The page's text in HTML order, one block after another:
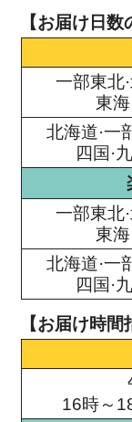
【お届け日数
一部東北
東海
北海道·一
四国·
一部東北
東海
北海道·一
四国·
【お届け時間
16時～